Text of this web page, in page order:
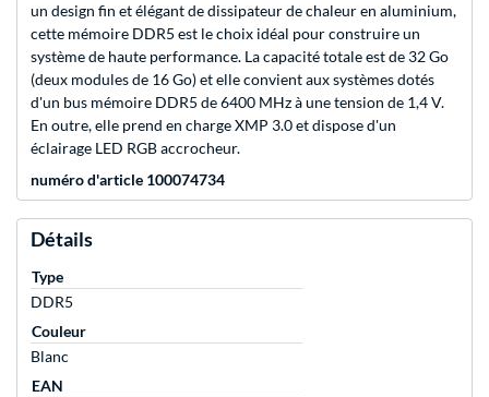
un design fin et élégant de dissipateur de chaleur en aluminium,
cette mémoire DDR5 est le choix idéal pour construire un
système de haute performance. La capacité totale est de 32 Go
(deux modules de 16 Go) et elle convient aux systèmes dotés
d'un bus mémoire DDR5 de 6400 MHz à une tension de 1,4 V.
En outre, elle prend en charge XMP 3.0 et dispose d'un
éclairage LED RGB accrocheur.
numéro d'article 100074734
Détails
Type
DDR5
Couleur
Blanc
EAN